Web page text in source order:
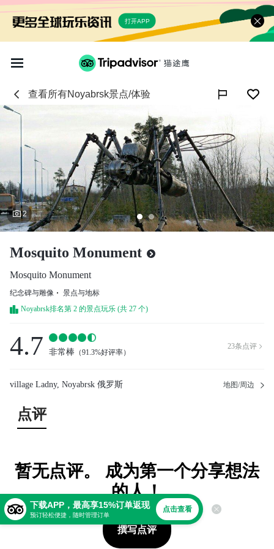
打开APP
查看所有Noyabrsk景点/体验
2
Mosquito Monument
Mosquito Monument
纪念碑与雕像
景点与地标
Noyabrsk排名第 2 的景点玩乐 (共 27 个)
4.7 非常棒 （91.3%好评率）
23条点评 
village Ladny, Noyabrsk 俄罗斯 地图/周边
点评
暂无点评。 成为第一个分享想法
的人！
撰写点评
下载APP，最高享15%订单返现
预订轻松便捷，随时管理订单
点击查看